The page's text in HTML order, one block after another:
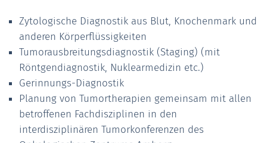
Zytologische Diagnostik aus Blut, Knochenmark und
anderen Körperflüssigkeiten
Tumorausbreitungsdiagnostik (Staging) (mit
Röntgendiagnostik, Nuklearmedizin etc.)
Gerinnungs-Diagnostik
Planung von Tumortherapien gemeinsam mit allen
betroffenen Fachdisziplinen in den
interdisziplinären Tumorkonferenzen des